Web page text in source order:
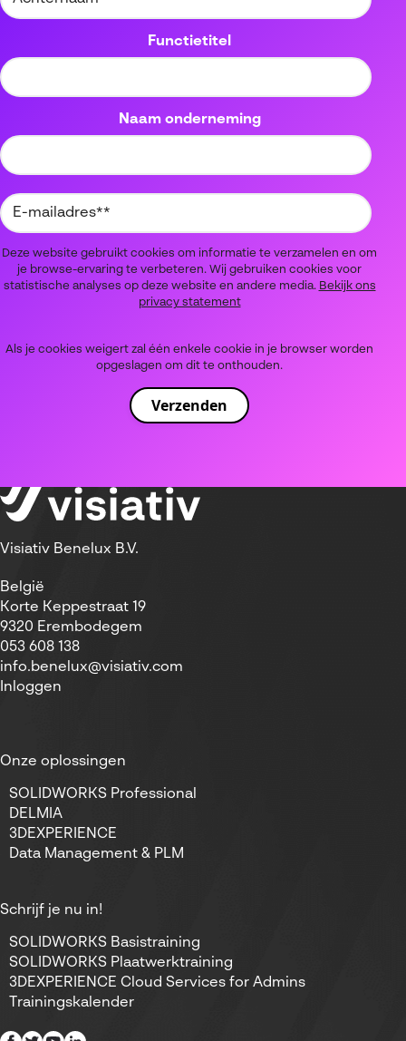
Functietitel
Naam onderneming
Deze website gebruikt cookies om informatie te verzamelen en om
je browse-ervaring te verbeteren. Wij gebruiken cookies voor
statistische analyses op deze website en andere media. Bekijk ons
privacy statement
Als je cookies weigert zal één enkele cookie in je browser worden
opgeslagen om dit te onthouden.
Visiativ Benelux B.V.
België
Korte Keppestraat 19
9320 Erembodegem
053 608 138
info.benelux@visiativ.com
Inloggen
Onze oplossingen
SOLIDWORKS Professional
DELMIA
3DEXPERIENCE
Data Management & PLM
Schrijf je nu in!
SOLIDWORKS Basistraining
SOLIDWORKS Plaatwerktraining
3DEXPERIENCE Cloud Services for Admins
Trainingskalender